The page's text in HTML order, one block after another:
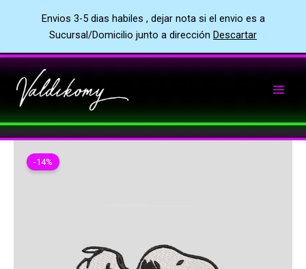
Envios 3-5 dias habiles , dejar nota si el envio es a
Sucursal/Domicilio junto a dirección Descartar
al
contenido
-14%